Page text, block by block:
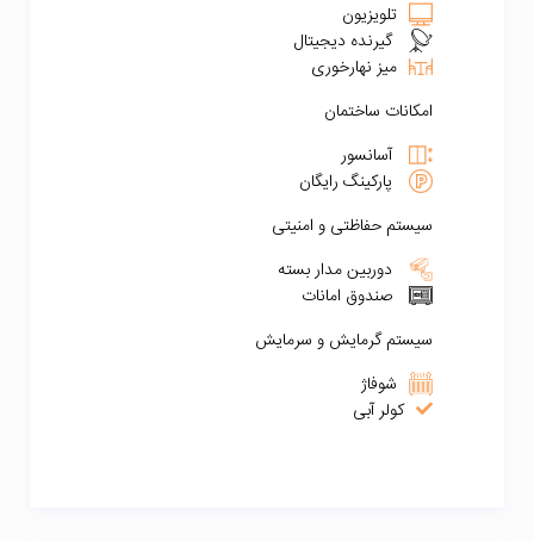
تلویزیون
گیرنده دیجیتال
میز نهارخوری
امکانات ساختمان
آسانسور
پارکینگ رایگان
سیستم حفاظتی و امنیتی
دوربین مدار بسته
صندوق امانات
سیستم گرمایش و سرمایش
شوفاژ
کولر آبی